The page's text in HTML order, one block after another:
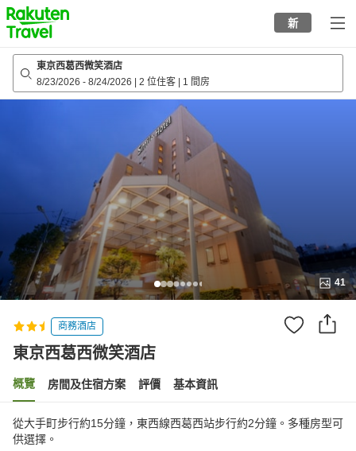
to
top
page
新
東京西葛西微笑酒店
8/23/2026 - 8/24/2026 2 位住客 1 間房
41
商務酒店
東京西葛西微笑酒店
概覽 房間及住宿方案 評價 基本資訊
從大手町步行約15分鐘，東西線西葛西站步行約2分鐘。多種房型可
供選擇。